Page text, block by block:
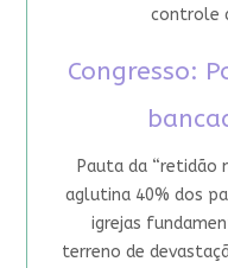
controle
Congresso:
Pauta da “retidão
aglutina 40% dos
igrejas
terreno de